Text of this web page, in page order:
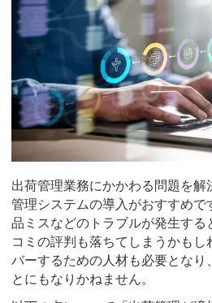
出荷管理業務にかかわる問題を
管理システムの導入がおすすめで
品ミスなどのトラブルが発生する
コミの評判も落ちてしまうかもし
バーするための人材も必要となり
とにもなりかねません。